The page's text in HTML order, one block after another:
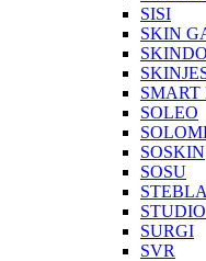
SISI
SKIN
SMART
SOLEO
SOSKIN
SOSU
SURGI
SVR